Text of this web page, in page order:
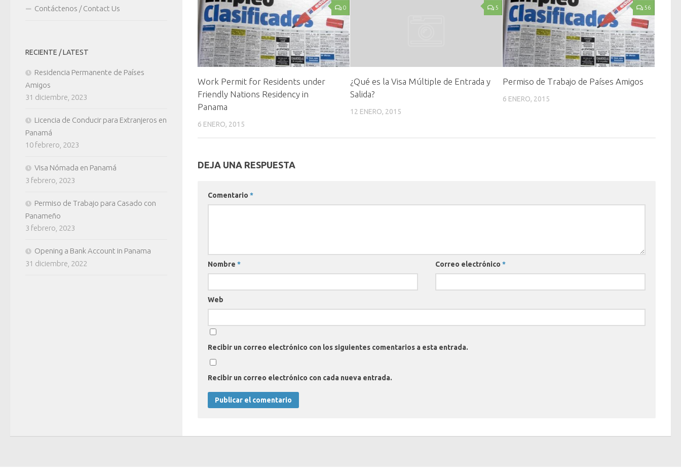
0
Work Permit for Residents under
Friendly Nations Residency in
Panama
6 ENERO, 2015
5
¿Qué es la Visa Múltiple de Entrada y
Salida?
12 ENERO, 2015
56
Permiso de Trabajo de Países Amigos
6 ENERO, 2015
DEJA UNA RESPUESTA
Comentario *
Nombre * Correo electrónico*
Web
Recibir un correo electrónico con los siguientes comentarios a esta entrada.
Recibir un correo electrónico con cada nueva entrada.
Contáctenos / Contact Us
RECIENTE / LATEST
Residencia Permanente de Países
Amigos
31 diciembre, 2023
Licencia de Conducir para Extranjeros en
Panamá
10 febrero, 2023
Visa Nómada en Panamá
3 febrero, 2023
Permiso de Trabajo para Casado con
Panameño
3 febrero, 2023
Opening a Bank Account in Panama
31 diciembre, 2022